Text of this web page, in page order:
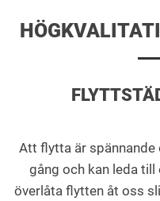
Att flytta är
gång och kan leda till
överlåta flytten åt oss